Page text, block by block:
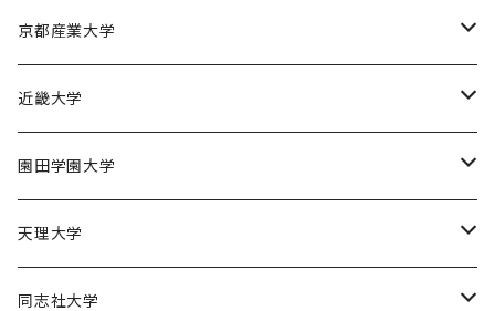
大阪体育大学女子バスケットボール部
京都産業大学
京都産業大学男子バスケットボール部
近畿大学
近畿大学体育会バスケットボール部
園田学園大学
園田学園大学ソフトボール部
園田学園大学陸上競技部
天理大学
天理大学男子バスケットボール部
同志社大学